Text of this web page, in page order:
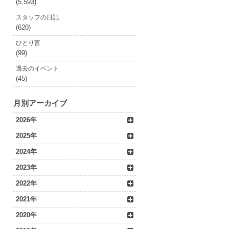
(5,593)
スタッフの日記
(620)
ひとり言
(99)
過去のイベント
(45)
月別アーカイブ
2026年
2025年
2024年
2023年
2022年
2021年
2020年